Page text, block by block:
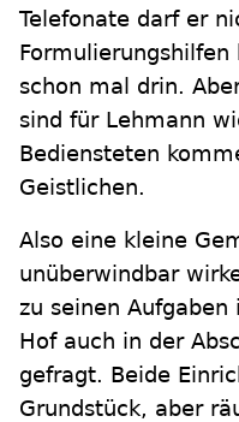
Telefonate darf er
schon mal drin.
sind für Lehmann
Bediensteten
Geistlichen.
Also eine kleine
unüberwindbar
zu seinen Aufgaben
Hof auch in der
gefragt. Beide
Grundstück, aber